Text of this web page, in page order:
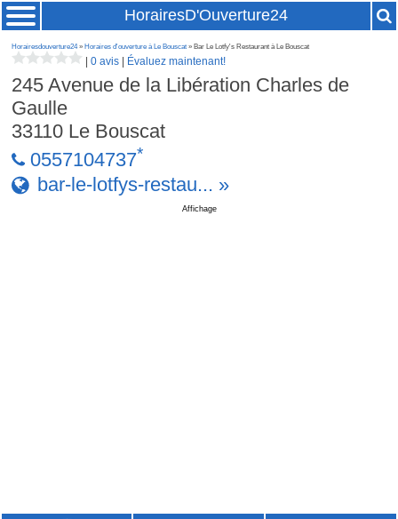
HorairesD'Ouverture24
Horairesdouverture24» Horaires d'ouverture à Le Bouscat » Bar Le Lotfy's Restaurant à Le Bouscat
|0 avis Évaluez maintenant!
245 Avenue de la Libération Charles de
Gaulle
33110 Le Bouscat
0557104737*
bar-le-lotfys-restau... »
Affichage